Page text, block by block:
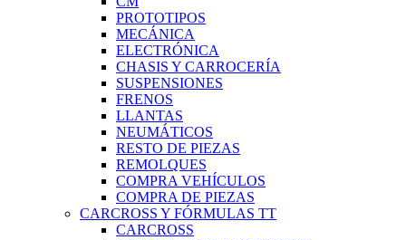
PROTOTIPOS
MECÁNICA
ELECTRÓNICA
CHASIS Y CARROCERÍA
SUSPENSIONES
FRENOS
LLANTAS
NEUMÁTICOS
RESTO DE PIEZAS
REMOLQUES
COMPRA VEHÍCULOS
COMPRA DE PIEZAS
CARCROSS Y FÓRMULAS TT
CARCROSS